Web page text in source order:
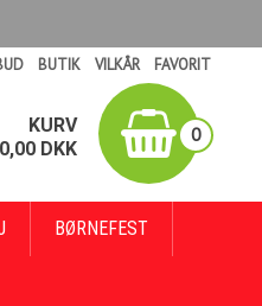
BUTIK VILKÅR FAVORIT
KURV 0
0,00 DKK
BØRNEFEST